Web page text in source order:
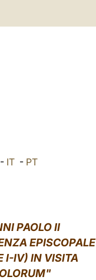
- IT - PT
PAOLO II
EPISCOPALE
I-IV) IN VISITA